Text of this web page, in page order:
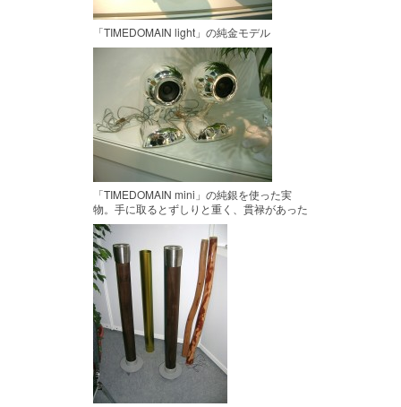
「TIMEDOMAIN light」の純金モデル
「TIMEDOMAIN mini」の純銀を使った実
物。手に取るとずしりと重く、貫禄があった